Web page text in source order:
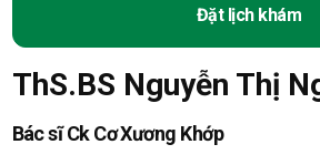
Đặt lịch khám
ThS.BS Nguyễn Thị
Bác sĩ Ck Cơ Xương Khớp